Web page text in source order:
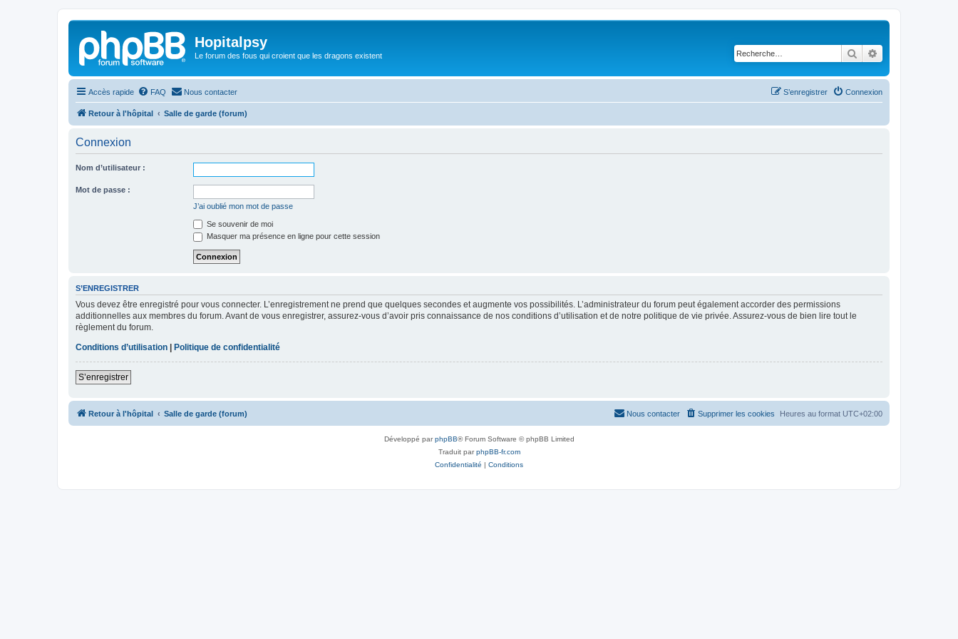
Hopitalpsy
Le forum des fous qui croient que les dragons existent Rechercher
Accès rapide FAQ Nous contacter Connexion
S’enregistrer
Retour à l'hôpital Salle de garde (forum)
Connexion
Nom d’utilisateur :
Mot de passe :
J’ai oublié mon mot de passe
Se souvenir de moi
Masquer ma présence en ligne pour cette session
S’ENREGISTRER
Vous devez être enregistré pour vous connecter. L’enregistrement ne prend que quelques secondes et augmente vos possibilités. L’administrateur du forum peut également accorder des permissions
additionnelles aux membres du forum. Avant de vous enregistrer, assurez-vous d’avoir pris connaissance de nos conditions d’utilisation et de notre politique de vie privée. Assurez-vous de bien lire tout le
règlement du forum.
Conditions d’utilisation
Politique de confidentialité
S’enregistrer
Retour à l'hôpital Salle de garde (forum) Heures au format UTC+02:00
Supprimer les cookies
Nous contacter
Développé parphpBB® Forum Software © phpBB Limited
Traduit parphpBB-fr.com
Confidentialité | Conditions